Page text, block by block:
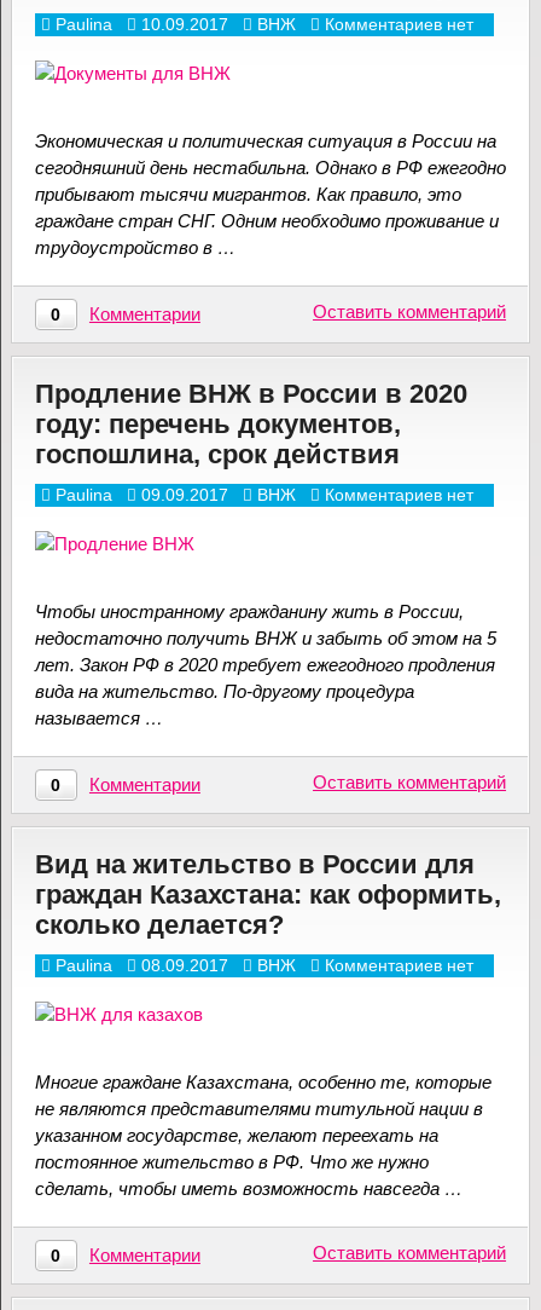
Paulina 10.09.2017 ВНЖ Комментариев нет
Экономическая и политическая ситуация в России на
сегодняшний день нестабильна. Однако в РФ ежегодно
прибывают тысячи мигрантов. Как правило, это
граждане стран СНГ. Одним необходимо проживание и
трудоустройство в …
0 Комментарии Оставить комментарий
Продление ВНЖ в России в 2020
году: перечень документов,
госпошлина, срок действия
Paulina 09.09.2017 ВНЖ Комментариев нет
Чтобы иностранному гражданину жить в России,
недостаточно получить ВНЖ и забыть об этом на 5
лет. Закон РФ в 2020 требует ежегодного продления
вида на жительство. По-другому процедура
называется …
0 Комментарии Оставить комментарий
Вид на жительство в России для
граждан Казахстана: как оформить,
сколько делается?
Paulina 08.09.2017 ВНЖ Комментариев нет
Многие граждане Казахстана, особенно те, которые
не являются представителями титульной нации в
указанном государстве, желают переехать на
постоянное жительство в РФ. Что же нужно
сделать, чтобы иметь возможность навсегда …
0 Комментарии Оставить комментарий